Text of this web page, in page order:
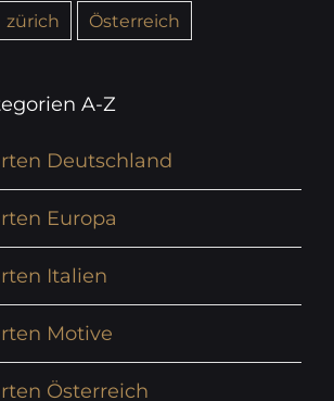
zürich Österreich
A-Z
Deutschland
Europa
Italien
Motive
Österreich